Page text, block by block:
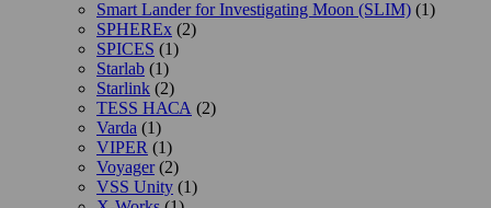
Smart Lander for Investigating Moon (SLIM) (1)
SPHEREx (2)
SPICES (1)
Starlab (1)
Starlink (2)
TESS НАСА (2)
Varda (1)
VIPER (1)
Voyager(2)
VSS Unity (1)